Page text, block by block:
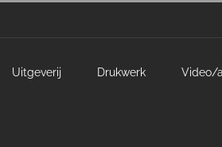
Uitgeverij Drukwerk Video/